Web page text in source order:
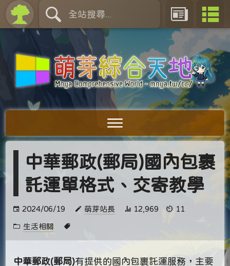
中華郵政(郵局)國內包裹
託運單格式、交寄教學
2024/06/19 萌芽站長 12,969 11
生活相關
中華郵政(郵局)有提供的國內包裹託運服務，主要